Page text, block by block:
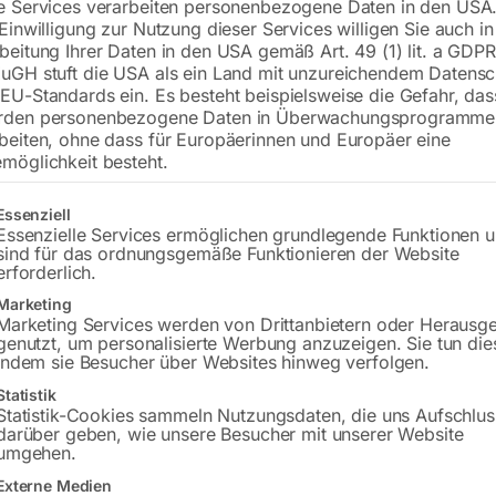
€2.520,00
inkl. MwSt. zzgl.Versandkosten
Lieferzeit:ca. 5 - 10 Werktage
Versandkosten Standard (Österreich):
Sie haben
Gerne
Anfrageformular
Services verarbeiten personenbezogene Daten in den
zur Nutzung dieser Services willigen Sie auch
Ihrer Daten in den USA gemäß Art. 49 (1) lit. a
stuft die USA als ein Land mit unzureichendem
Standards ein. Es besteht beispielsweise die Gefahr,
personenbezogene Daten in
ohne dass für Europäerinnen und Europäer eine
besteht.
eine Liste der Service-Gruppen, für die eine Einwilligung erteilt
Services ermöglichen grundlegende Funktionen
für das ordnungsgemäße Funktionieren der Website
Services werden von Drittanbietern oder
um personalisierte Werbung anzuzeigen. Sie tun
sie Besucher über Websites hinweg verfolgen.
Cookies sammeln Nutzungsdaten, die uns
geben, wie unsere Besucher mit unserer Website
Medien